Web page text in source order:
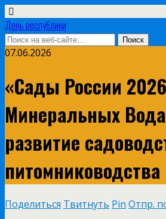
День республики
07.06.2026
«Сады России
Минеральных
развитие
питомниководства
Поделиться Твитнуть Pin Отпр.